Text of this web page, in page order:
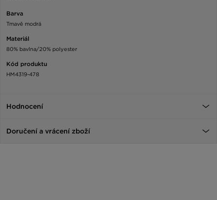
Barva
Tmavě modrá
Materiál
80% bavlna/20% polyester
Kód produktu
HM4319-478
Hodnocení
Doručení a vrácení zboží